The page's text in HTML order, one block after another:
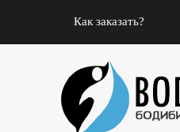
Как заказать?